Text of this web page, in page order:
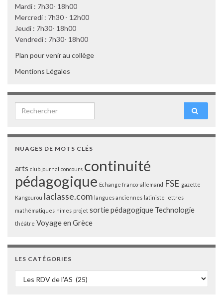
Mardi : 7h30- 18h00
Mercredi : 7h30 - 12h00
Jeudi : 7h30- 18h00
Vendredi : 7h30- 18h00
Plan pour venir au collège
Mentions Légales
Search for:
NUAGES DE MOTS CLÉS
arts club journal concours continuité
pédagogique Echange franco-allemand FSE gazette
Kangourou laclasse.com langues anciennes latiniste lettres
mathématiques nîmes projet sortie pédagogique Technologie
théâtre Voyage en Grèce
LES CATÉGORIES
Les catégories